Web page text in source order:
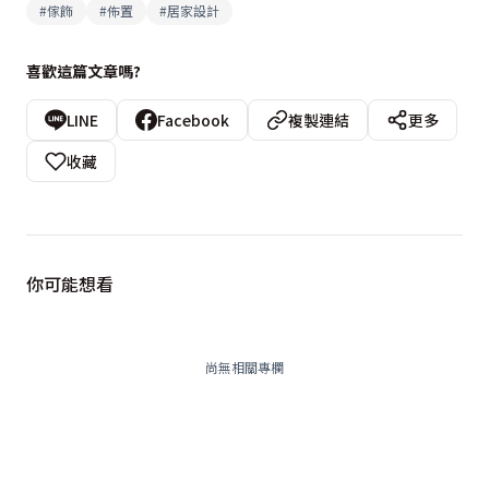
#傢飾 #佈置 #居家設計
喜歡這篇文章嗎?
LINE Facebook 複製連結
更多
收藏
你可能想看
尚無相關專欄